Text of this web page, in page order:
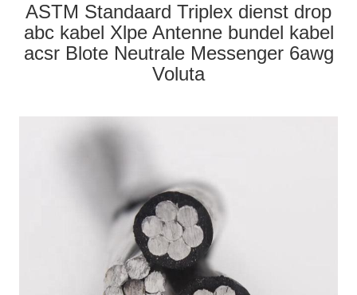
o
n
ASTM Standaard Triplex dienst drop
abc kabel Xlpe Antenne bundel kabel
acsr Blote Neutrale Messenger 6awg
Voluta